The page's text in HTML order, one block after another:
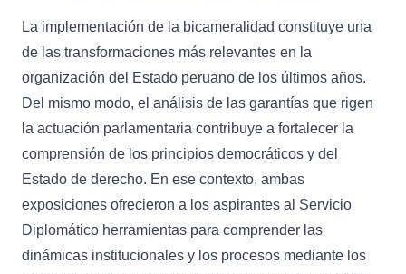
La implementación de la bicameralidad constituye una
de las transformaciones más relevantes en la
organización del Estado peruano de los últimos años.
Del mismo modo, el análisis de las garantías que rigen
la actuación parlamentaria contribuye a fortalecer la
comprensión de los principios democráticos y del
Estado de derecho. En ese contexto, ambas
exposiciones ofrecieron a los aspirantes al Servicio
Diplomático herramientas para comprender las
dinámicas institucionales y los procesos mediante los